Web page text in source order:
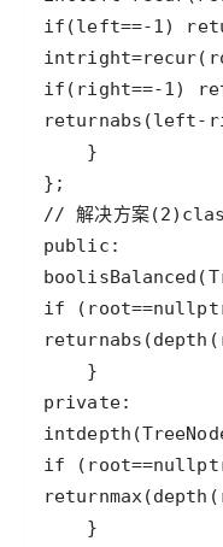
if (left==-1)
intright=recur(
if ( right==-1)
returnabs (left-
// 解决方案(2)
public
boolisBalanced (
if ( root==
returnabs (depth (
private
intdepth (
if ( root==
returnmax(depth (